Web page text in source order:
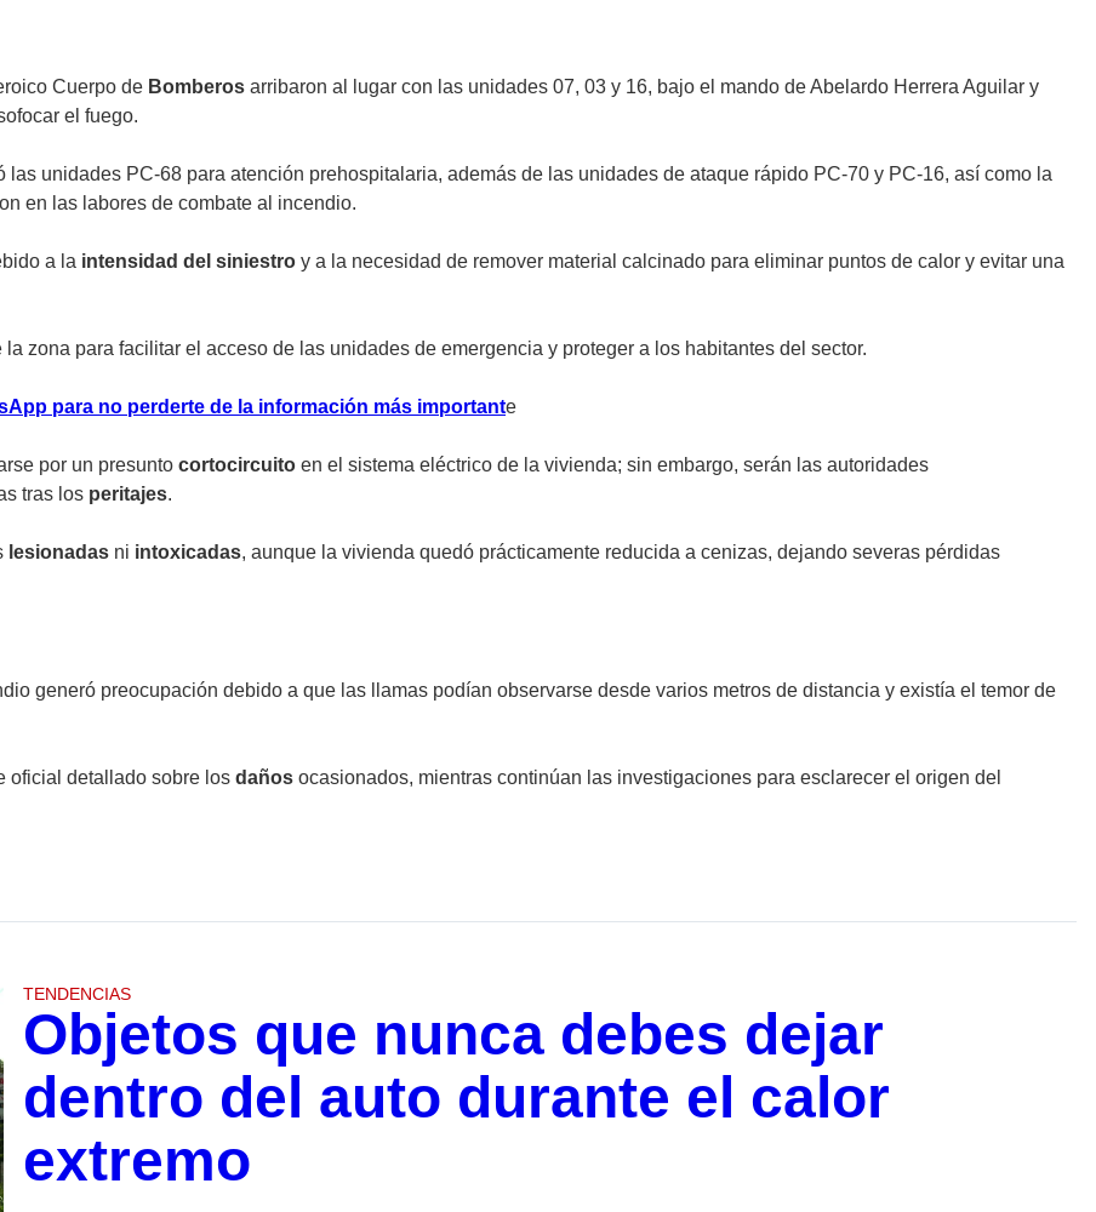
Cuerpo de Bomberos arribaron al lugar con las unidades 07, 03 y 16, bajo el mando de Abelardo Herrera Aguilar y
el fuego.
las unidades PC-68 para atención prehospitalaria, además de las unidades de ataque rápido PC-70 y PC-16, así como la
en las labores de combate al incendio.
a la intensidad del siniestro y a la necesidad de remover material calcinado para eliminar puntos de calor y evitar una
zona para facilitar el acceso de las unidades de emergencia y proteger a los habitantes del sector.
para no perderte de la información más importante
por un presunto cortocircuito en el sistema eléctrico de la vivienda; sin embargo, serán las autoridades
tras los peritajes.
lesionadas ni intoxicadas, aunque la vivienda quedó prácticamente reducida a cenizas, dejando severas pérdidas
generó preocupación debido a que las llamas podían observarse desde varios metros de distancia y existía el temor de
oficial detallado sobre los daños ocasionados, mientras continúan las investigaciones para esclarecer el origen del
TENDENCIAS
Objetos que nunca debes dejar
dentro del auto durante el calor
extremo